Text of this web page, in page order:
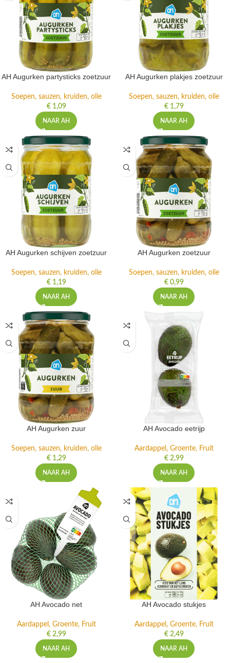
AH Augurken partysticks zoetzuur
Soepen, sauzen, kruiden, olie
€1,09
NAAR AH
AH Augurken plakjes zoetzuur
Soepen, sauzen, kruiden, olie
€1,79
NAAR AH
AH Augurken schijven zoetzuur
Soepen, sauzen, kruiden, olie
€1,19
NAAR AH
AH Augurken zoetzuur
Soepen, sauzen, kruiden, olie
€0,99
NAAR AH
AH Augurken zuur
Soepen, sauzen, kruiden, olie
€1,29
NAAR AH
AH Avocado eetrijp
Aardappel, Groente, Fruit
€2,99
NAAR AH
AH Avocado net
Aardappel, Groente, Fruit
€2,99
NAAR AH
AH Avocado stukjes
Aardappel, Groente, Fruit
€2,49
NAAR AH